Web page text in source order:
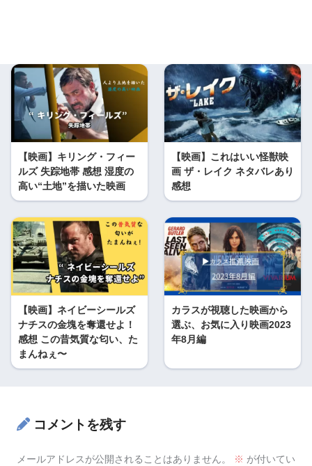
【映画】キリング・フィー
ルズ 失踪地帯 感想 湿度の
高い“土地”を描いた映画
【映画】これはいい怪獣映
画 ザ・レイク ネタバレあり
感想
【映画】ネイビーシールズ
ナチスの金塊を奪還せよ！
感想 この昔気質な匂い、た
まんねぇ〜
カラスが視聴した映画から
選ぶ、お気に入り映画2023
年8月編
コメントを残す
メールアドレスが公開されることはありません。 ※ が付いてい